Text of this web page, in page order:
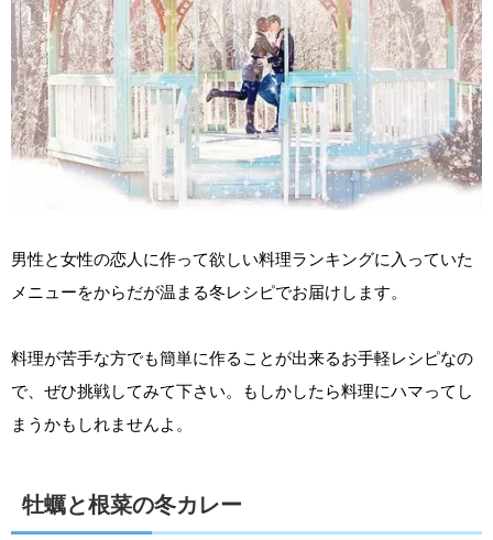
男性と女性の恋人に作って欲しい料理ランキングに入っていた
メニューをからだが温まる冬レシピでお届けします。
料理が苦手な方でも簡単に作ることが出来るお手軽レシピなの
で、ぜひ挑戦してみて下さい。もしかしたら料理にハマってし
まうかもしれませんよ。
牡蠣と根菜の冬カレー